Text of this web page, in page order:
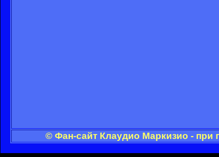
© Фан-сайт Клаудио Маркизио - при